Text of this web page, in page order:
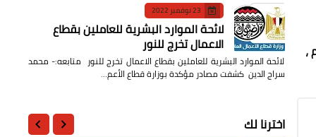
،
23 نوفمبر 2022
لائحة الموارد البشرية للعاملين بقطاع
الاعمال تخرج للنور
لائحة الموارد البشرية للعاملين بقطاع الاعمال تخرج للنور متابعه:- محمد
سراج الدين كشفت مصادر مؤكدة بوزارة قطاع الأعم…
اخترنا لك